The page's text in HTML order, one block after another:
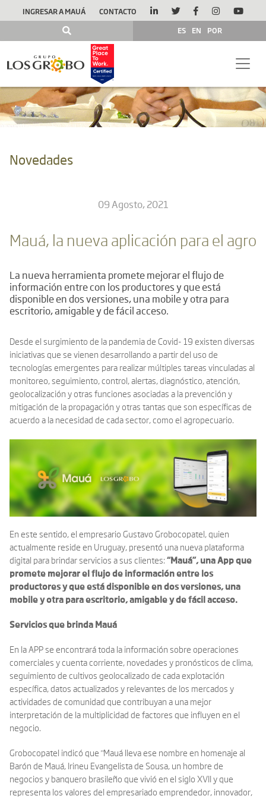
INGRESAR A MAUÁ
CONTACTO
ES
EN POR
Novedades
09 Agosto, 2021
Mauá, la nueva aplicación para el agro
La nueva herramienta promete mejorar el flujo de
información entre con los productores y que está
disponible en dos versiones, una mobile y otra para
escritorio, amigable y de fácil acceso.
Desde el surgimiento de la pandemia de Covid- 19 existen diversas
iniciativas que se vienen desarrollando a partir del uso de
tecnologías emergentes para realizar múltiples tareas vinculadas al
monitoreo, seguimiento, control, alertas, diagnóstico, atención,
geolocalización y otras funciones asociadas a la prevención y
mitigación de la propagación y otras tantas que son específicas de
acuerdo a la necesidad de cada sector, como el agropecuario.
En este sentido, el empresario Gustavo Grobocopatel, quien
actualmente reside en Uruguay, presentó una nueva plataforma
digital para brindar servicios a sus clientes: “Mauá”, una App que
promete mejorar el flujo de información entre los
productores y que está disponible en dos versiones, una
mobile y otra para escritorio, amigable y de fácil acceso.
Servicios que brinda Mauá
En la APP se encontrará toda la información sobre operaciones
comerciales y cuenta corriente, novedades y pronósticos de clima,
seguimiento de cultivos geolocalizado de cada explotación
específica, datos actualizados y relevantes de los mercados y
actividades de comunidad que contribuyan a una mejor
interpretación de la multiplicidad de factores que influyen en el
negocio.
Grobocopatel indicó que "Mauá lleva ese nombre en homenaje al
Barón de Mauá, Irineu Evangelista de Sousa, un hombre de
negocios y banquero brasileño que vivió en el siglo XVII y que
representa los valores del empresariado emprendedor, innovador,